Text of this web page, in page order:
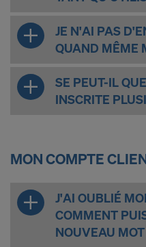
JE N'AI PAS
QUAND MÊME
SE PEUT-IL
INSCRITE
MON COMPTE
J'AI OUBLIÉ
COMMENT
NOUVEAU
exécutoires contre
américaines.
transmettons aux
des adresses IP («
MaxMind Inc.
Microsoft
Monotype